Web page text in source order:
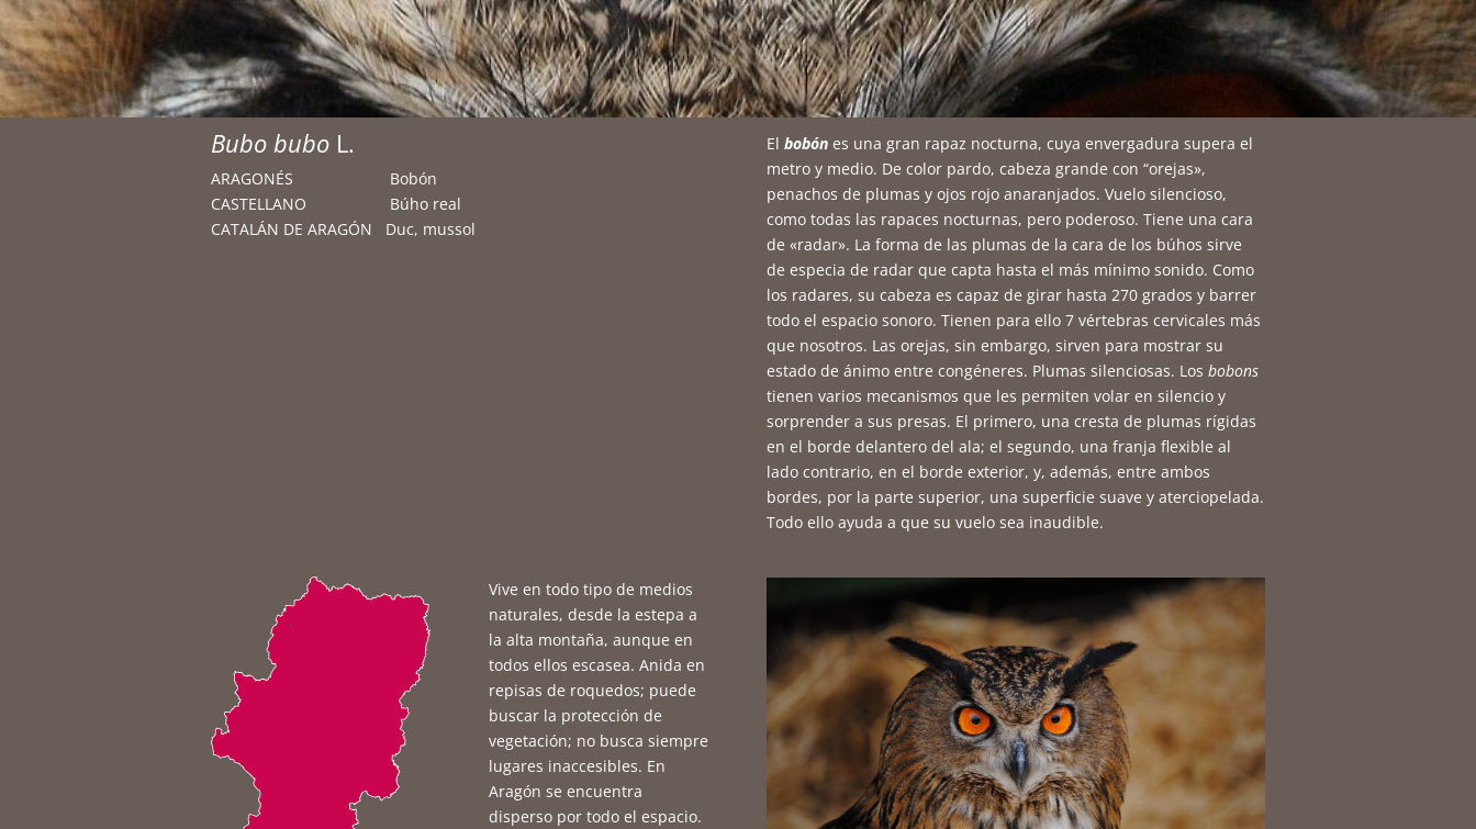
Bubo bubo L.
ARAGONÉS Bobón
CASTELLANO Búho real
CATALÁN DE ARAGÓN Duc, mussol
Elbobón es una gran rapaz nocturna, cuya envergadura supera el
metro y medio. De color pardo, cabeza grande con “orejas»,
penachos de plumas y ojos rojo anaranjados. Vuelo silencioso,
como todas las rapaces nocturnas, pero poderoso.Tiene una cara
de «radar». La forma de las plumas de la cara de los búhos sirve
de especia de radar que capta hasta el más mínimo sonido. Como
los radares, su cabeza es capaz de girar hasta 270 grados y barrer
todo el espacio sonoro. Tienen para ello 7 vértebras cervicales más
que nosotros. Las orejas, sin embargo, sirven para mostrar su
estado de ánimo entre congéneres. Plumas silenciosas. Losbobons
tienen varios mecanismos que les permiten volar en silencio y
sorprender a sus presas. El primero, una cresta de plumas rígidas
en el borde delantero del ala; el segundo, una franja flexible al
lado contrario, en el borde exterior, y, además, entre ambos
bordes, por la parte superior, una superficie suave y aterciopelada.
Todo ello ayuda a que su vuelo sea inaudible.
Vive en todo tipo de medios
naturales, desde la estepa a
la alta montaña, aunque en
todos ellos escasea. Anida en
repisas de roquedos; puede
buscar la protección de
vegetación; no busca siempre
lugares inaccesibles. En
Aragón se encuentra
disperso por todo el espacio.